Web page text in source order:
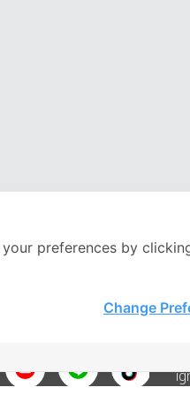
preferences by
Change